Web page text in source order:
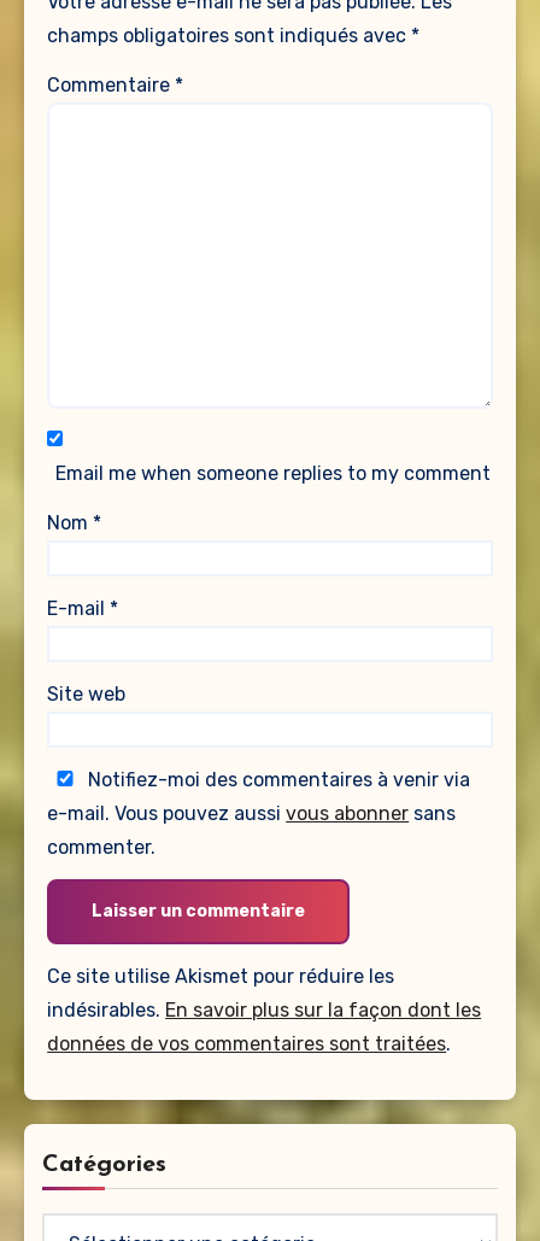
champs obligatoires sont indiqués avec *
Commentaire *
Email me when someone replies to my comment
Nom *
E-mail *
Site web
Notifiez-moi des commentaires à venir via
e-mail. Vous pouvez aussivous abonner sans
commenter.
Ce site utilise Akismet pour réduire les
indésirables. En savoir plus sur la façon dont les
données de vos commentaires sont traitées.
Catégories